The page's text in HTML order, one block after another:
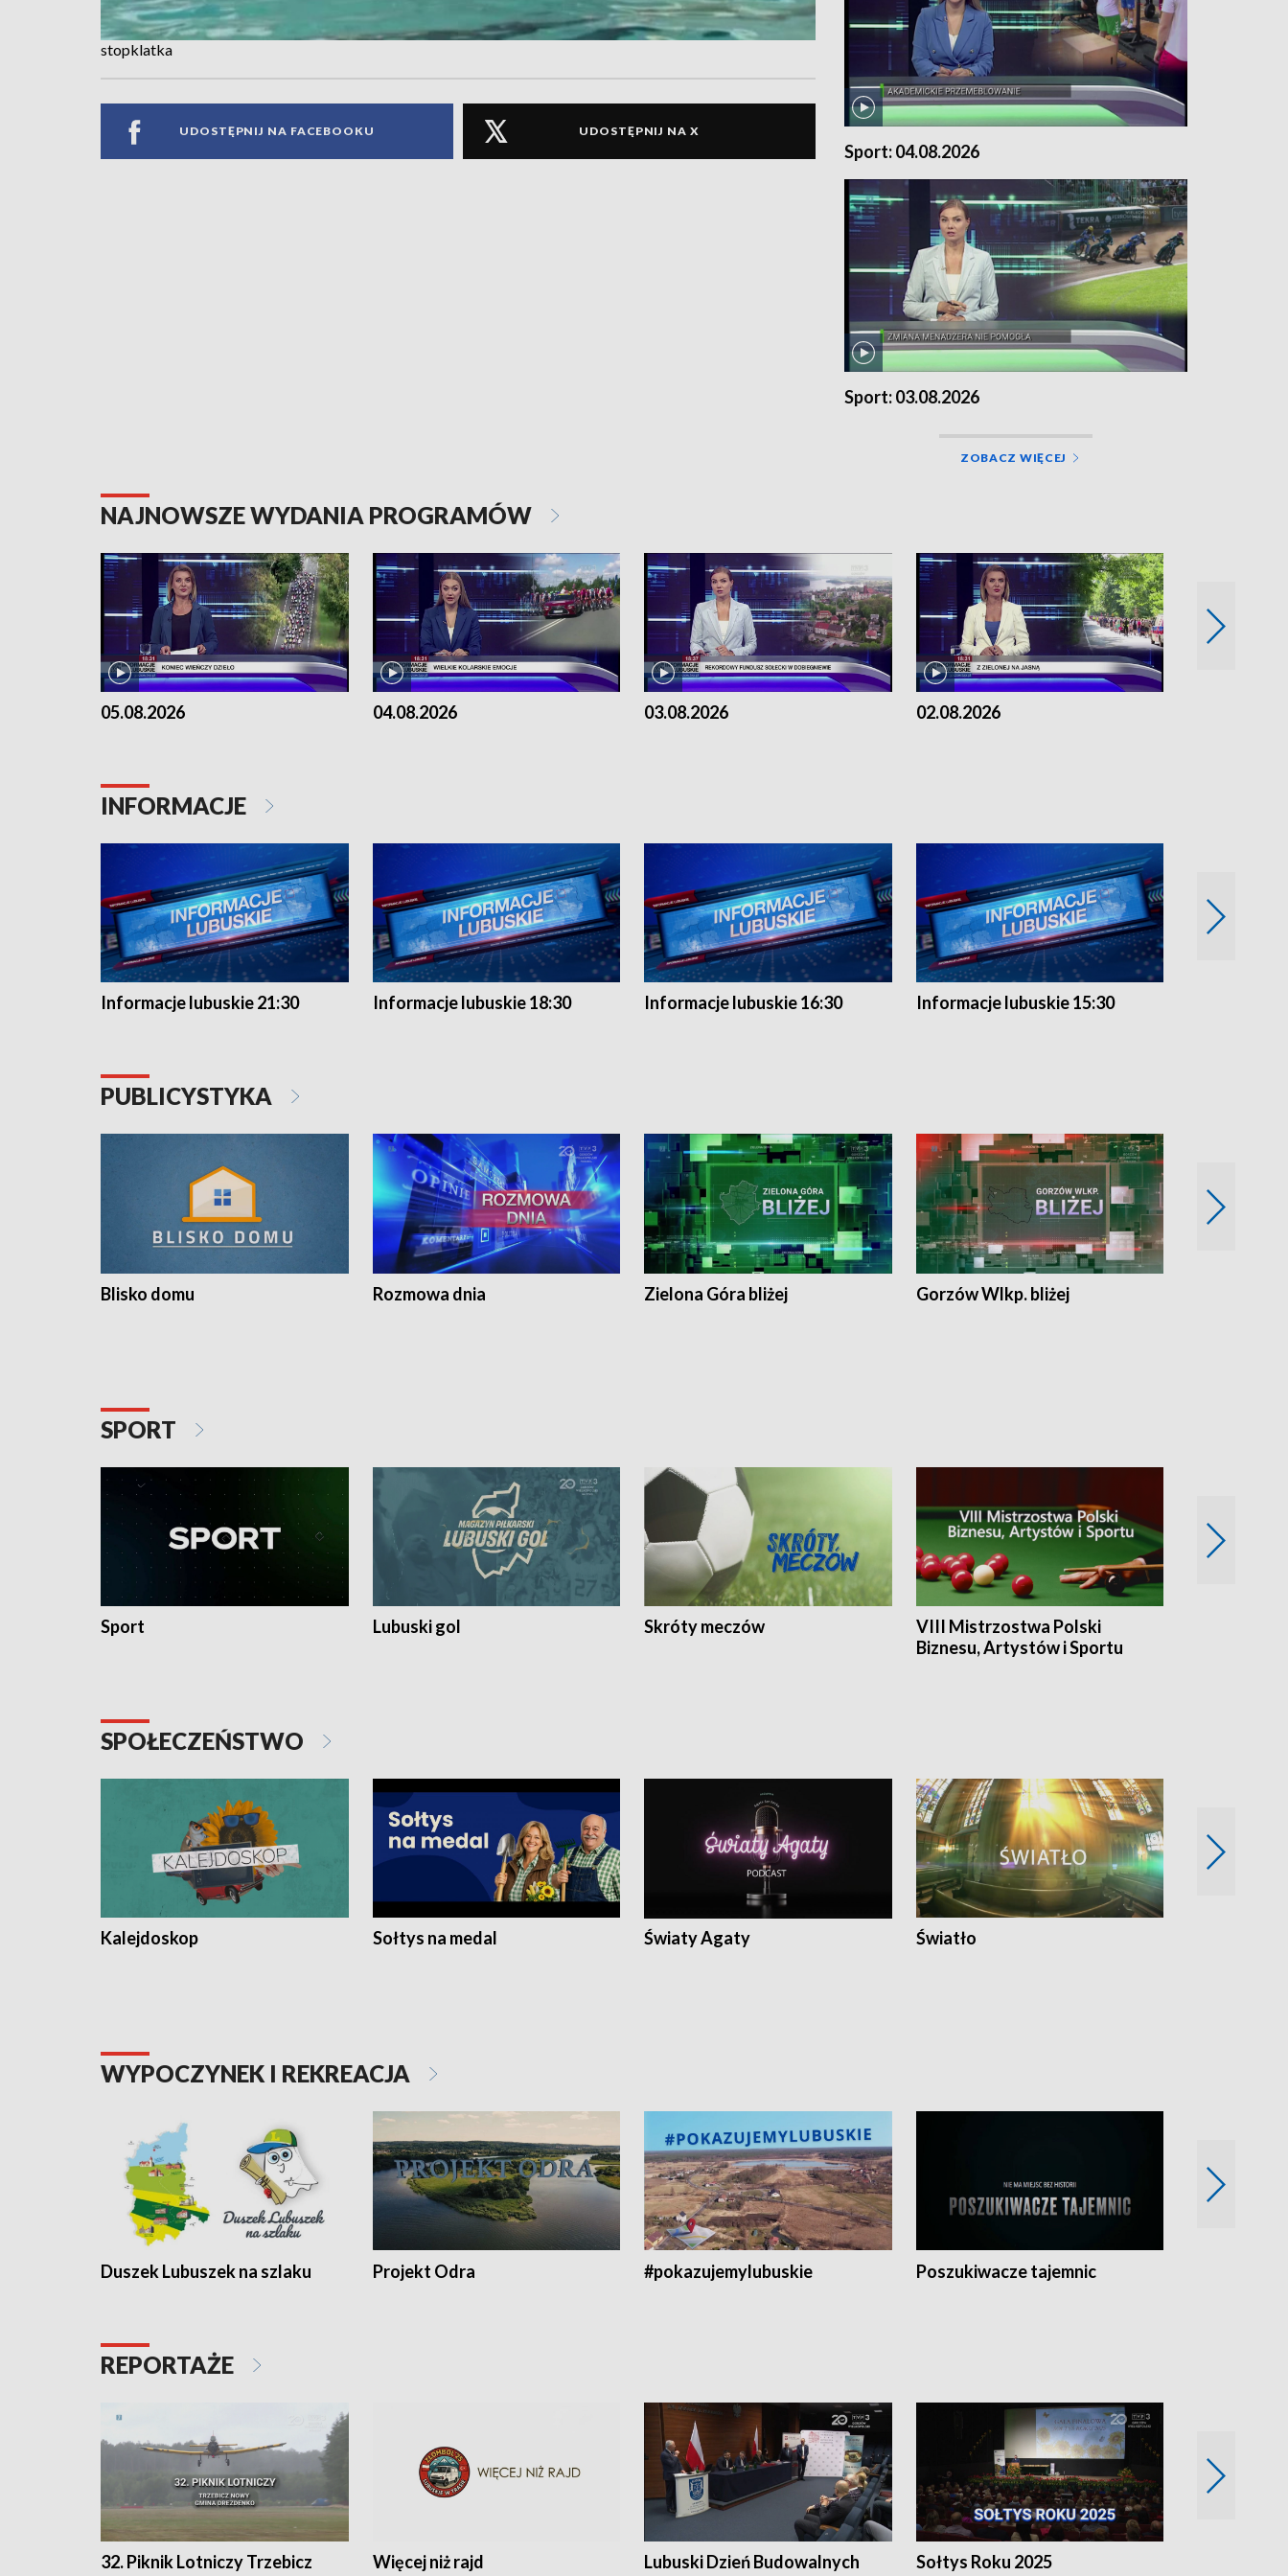
stopklatka
UDOSTĘPNIJ NA FACEBOOKU UDOSTĘPNIJ NA X
Sport: 04.08.2026
Sport: 03.08.2026
ZOBACZ WIĘCEJ
NAJNOWSZE WYDANIA PROGRAMÓW
05.08.2026 04.08.2026 03.08.2026 02.08.2026
INFORMACJE
Informacje lubuskie 21:30 Informacje lubuskie 18:30 Informacje lubuskie 16:30 Informacje lubuskie 15:30
PUBLICYSTYKA
Blisko domu Rozmowa dnia Zielona Góra bliżej Gorzów Wlkp. bliżej
SPORT
Sport Lubuski gol Skróty meczów
VIII Mistrzostwa Polski
Biznesu, Artystów i Sportu
SPOŁECZEŃSTWO
Kalejdoskop Sołtys na medal Światy Agaty Światło
WYPOCZYNEK I REKREACJA
Duszek Lubuszek na szlaku Projekt Odra #pokazujemylubuskie Poszukiwacze tajemnic
REPORTAŻE
32. Piknik Lotniczy Trzebicz
Więcej niż rajd Lubuski Dzień Budowalnych Sołtys Roku 2025